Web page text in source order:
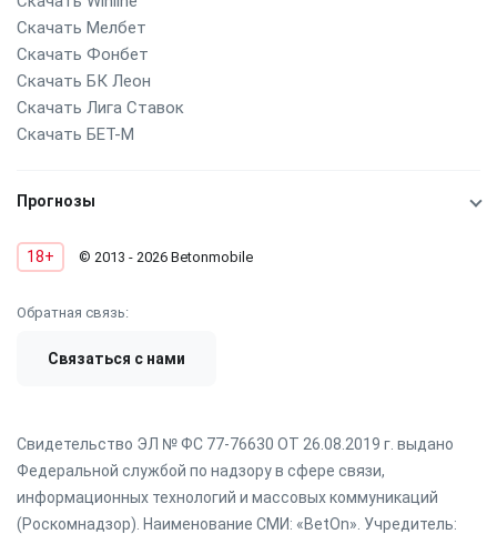
Скачать Мелбет
Скачать Фонбет
Скачать БК Леон
Скачать Лига Ставок
Скачать БЕТ-М
Прогнозы
18+ © 2013 - 2026 Betonmobile
Обратная связь:
Связаться с нами
Свидетельство ЭЛ № ФС 77-76630 ОТ 26.08.2019 г. выдано
Федеральной службой по надзору в сфере связи,
информационных технологий и массовых коммуникаций
(Роскомнадзор). Наименование СМИ: «BetOn». Учредитель: